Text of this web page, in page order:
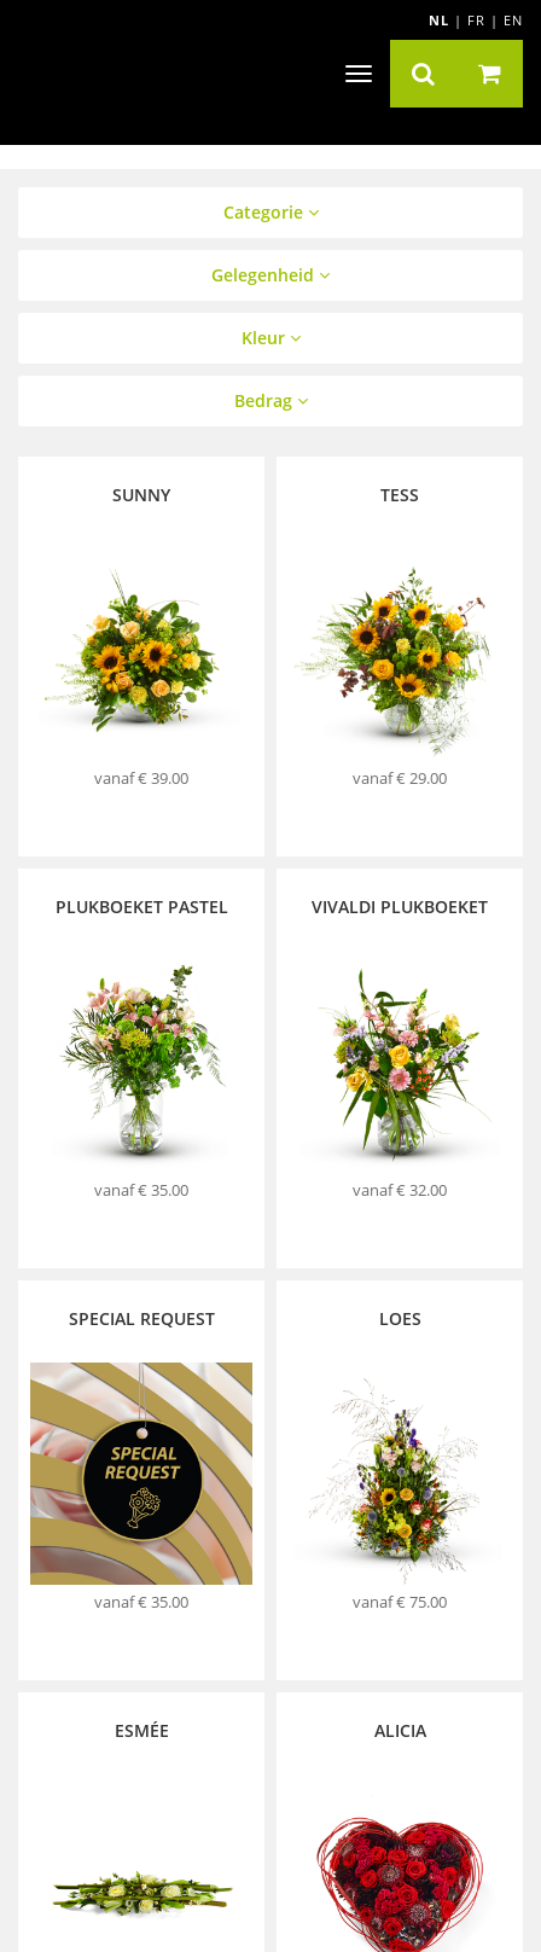
NL | FR | EN
Toggle
Categorie
Gelegenheid
Kleur
Bedrag
SUNNY
vanaf€ 39.00
TESS
vanaf€ 29.00
PLUKBOEKET PASTEL
vanaf€ 35.00
VIVALDI PLUKBOEKET
vanaf€ 32.00
SPECIAL REQUEST
vanaf€ 35.00
LOES
vanaf€ 75.00
ESMÉE ALICIA